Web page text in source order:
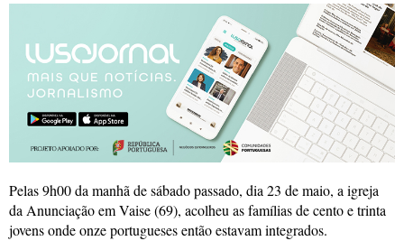
Pelas 9h00 da manhã de sábado passado, dia 23 de maio, a igreja
da Anunciação em Vaise (69), acolheu as famílias de cento e trinta
jovens onde onze portugueses então estavam integrados.